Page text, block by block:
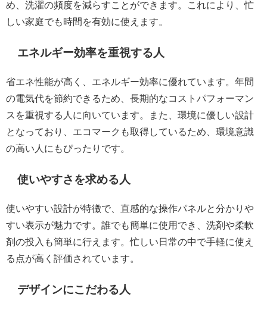
め、洗濯の頻度を減らすことができます。これにより、忙
しい家庭でも時間を有効に使えます。
エネルギー効率を重視する人
省エネ性能が高く、エネルギー効率に優れています。年間
の電気代を節約できるため、長期的なコストパフォーマン
スを重視する人に向いています。また、環境に優しい設計
となっており、エコマークも取得しているため、環境意識
の高い人にもぴったりです。
使いやすさを求める人
使いやすい設計が特徴で、直感的な操作パネルと分かりや
すい表示が魅力です。誰でも簡単に使用でき、洗剤や柔軟
剤の投入も簡単に行えます。忙しい日常の中で手軽に使え
る点が高く評価されています。
デザインにこだわる人